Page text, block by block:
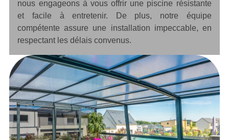
nous engageons à vous offrir une piscine résistante
et facile à entretenir. De plus, notre équipe
compétente assure une installation impeccable, en
respectant les délais convenus.